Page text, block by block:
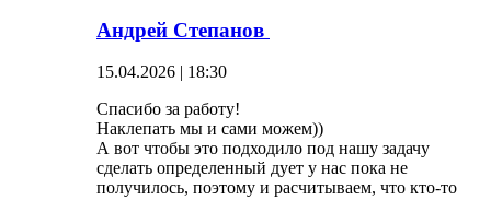
Андрей Степанов
15.04.2026 | 18:30
Спасибо за работу!
Наклепать мы и сами можем))
А вот чтобы это подходило под нашу задачу
сделать определенный дует у нас пока не
получилось, поэтому и расчитываем, что кто-то